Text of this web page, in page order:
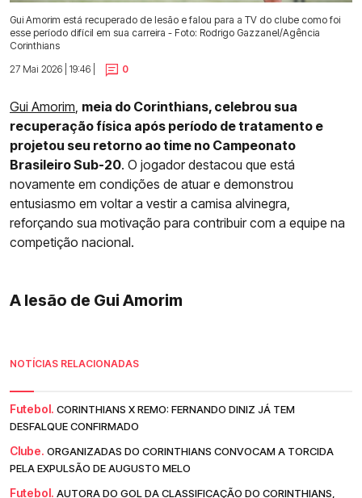
Gui Amorim está recuperado de lesão e falou para a TV do clube como foi
esse período difícil em sua carreira - Foto: Rodrigo Gazzanel/Agência
Corinthians
27 Mai 2026 | 19:46 |
0
Gui Amorim meia do Corinthians, celebrou sua
recuperação física após período de tratamento e
projetou seu retorno ao time no Campeonato
Brasileiro Sub-20. O jogador destacou que está
novamente em condições de atuar e demonstrou
entusiasmo em voltar a vestir a camisa alvinegra,
reforçando sua motivação para contribuir com a equipe na
competição nacional.
A lesão de Gui Amorim
NOTÍCIAS RELACIONADAS
Futebol. CORINTHIANS X REMO: FERNANDO DINIZ JÁ TEM
DESFALQUE CONFIRMADO
Clube. ORGANIZADAS DO CORINTHIANS CONVOCAM A TORCIDA
PELA EXPULSÃO DE AUGUSTO MELO
Futebol. AUTORA DO GOL DA CLASSIFICAÇÃO DO CORINTHIANS,